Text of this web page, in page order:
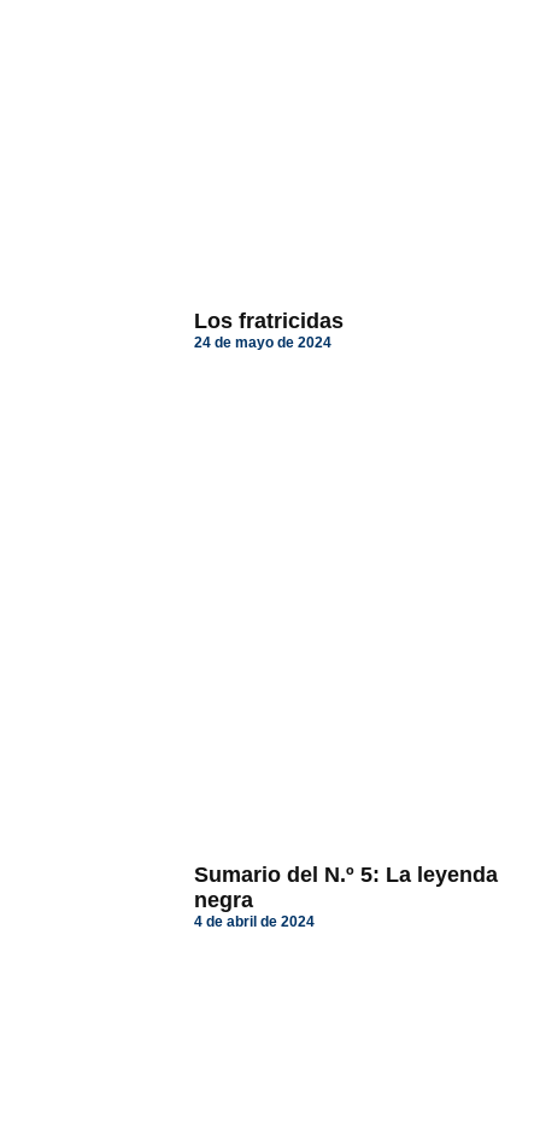
Los fratricidas
24 de mayo de 2024
Sumario del N.º 5: La leyenda
negra
4 de abril de 2024